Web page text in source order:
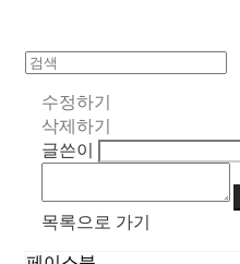
수정하기
삭제하기
글쓴이
목록으로 가기